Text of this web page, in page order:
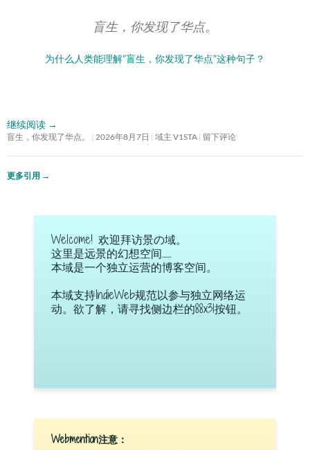
盲生，你发现了华点。
为什么人类能理解”盲生，你发现了华点”这种句子？
继续阅读 →
盲生，你发现了华点。 2026年8月7日 域主 V1STA 留下评论
更多引用 →
Welcome! 欢迎拜访景の域。
这里是远景的幻想空间……
本域是一个独立运营的博客空间。
本域支持IndieWeb规范以参与独立网络运
动。欲了解，请寻找侧边栏的88x31按钮。
Webmention注意：